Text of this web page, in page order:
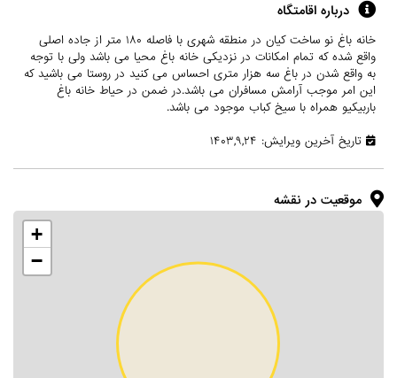
درباره اقامتگاه
خانه باغ نو ساخت کیان در منطقه شهری با فاصله ۱۸۰ متر از جاده اصلی
واقع شده که تمام امکانات در نزدیکی خانه باغ محیا می باشد ولی با توجه
به واقع شدن در باغ سه هزار متری احساس می کنید در روستا می باشید که
این امر موجب آرامش مسافران می باشد.در ضمن در حیاط خانه باغ
باربیکیو همراه با سیخ کباب موجود می باشد.
تاریخ آخرین ویرایش: ۱۴۰۳,۹,۲۴
موقعیت در نقشه
+
−